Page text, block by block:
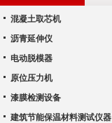
混凝土取芯机
沥青延伸仪
电动脱模器
原位压力机
漆膜检测设备
建筑节能保温材料测试仪器